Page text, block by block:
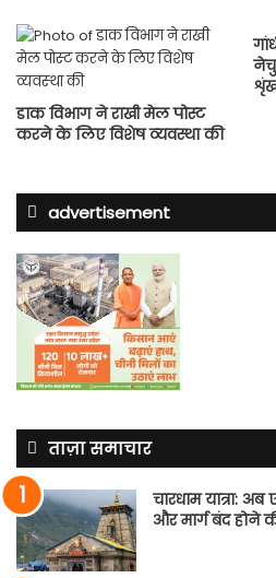
डाक विभाग ने राखी मेल पोस्‍ट
करने के लिए विशेष व्‍यवस्‍था की
advertisement
ताज़ा समाचार
चारधाम यात्रा:
और मार्ग बंद होने